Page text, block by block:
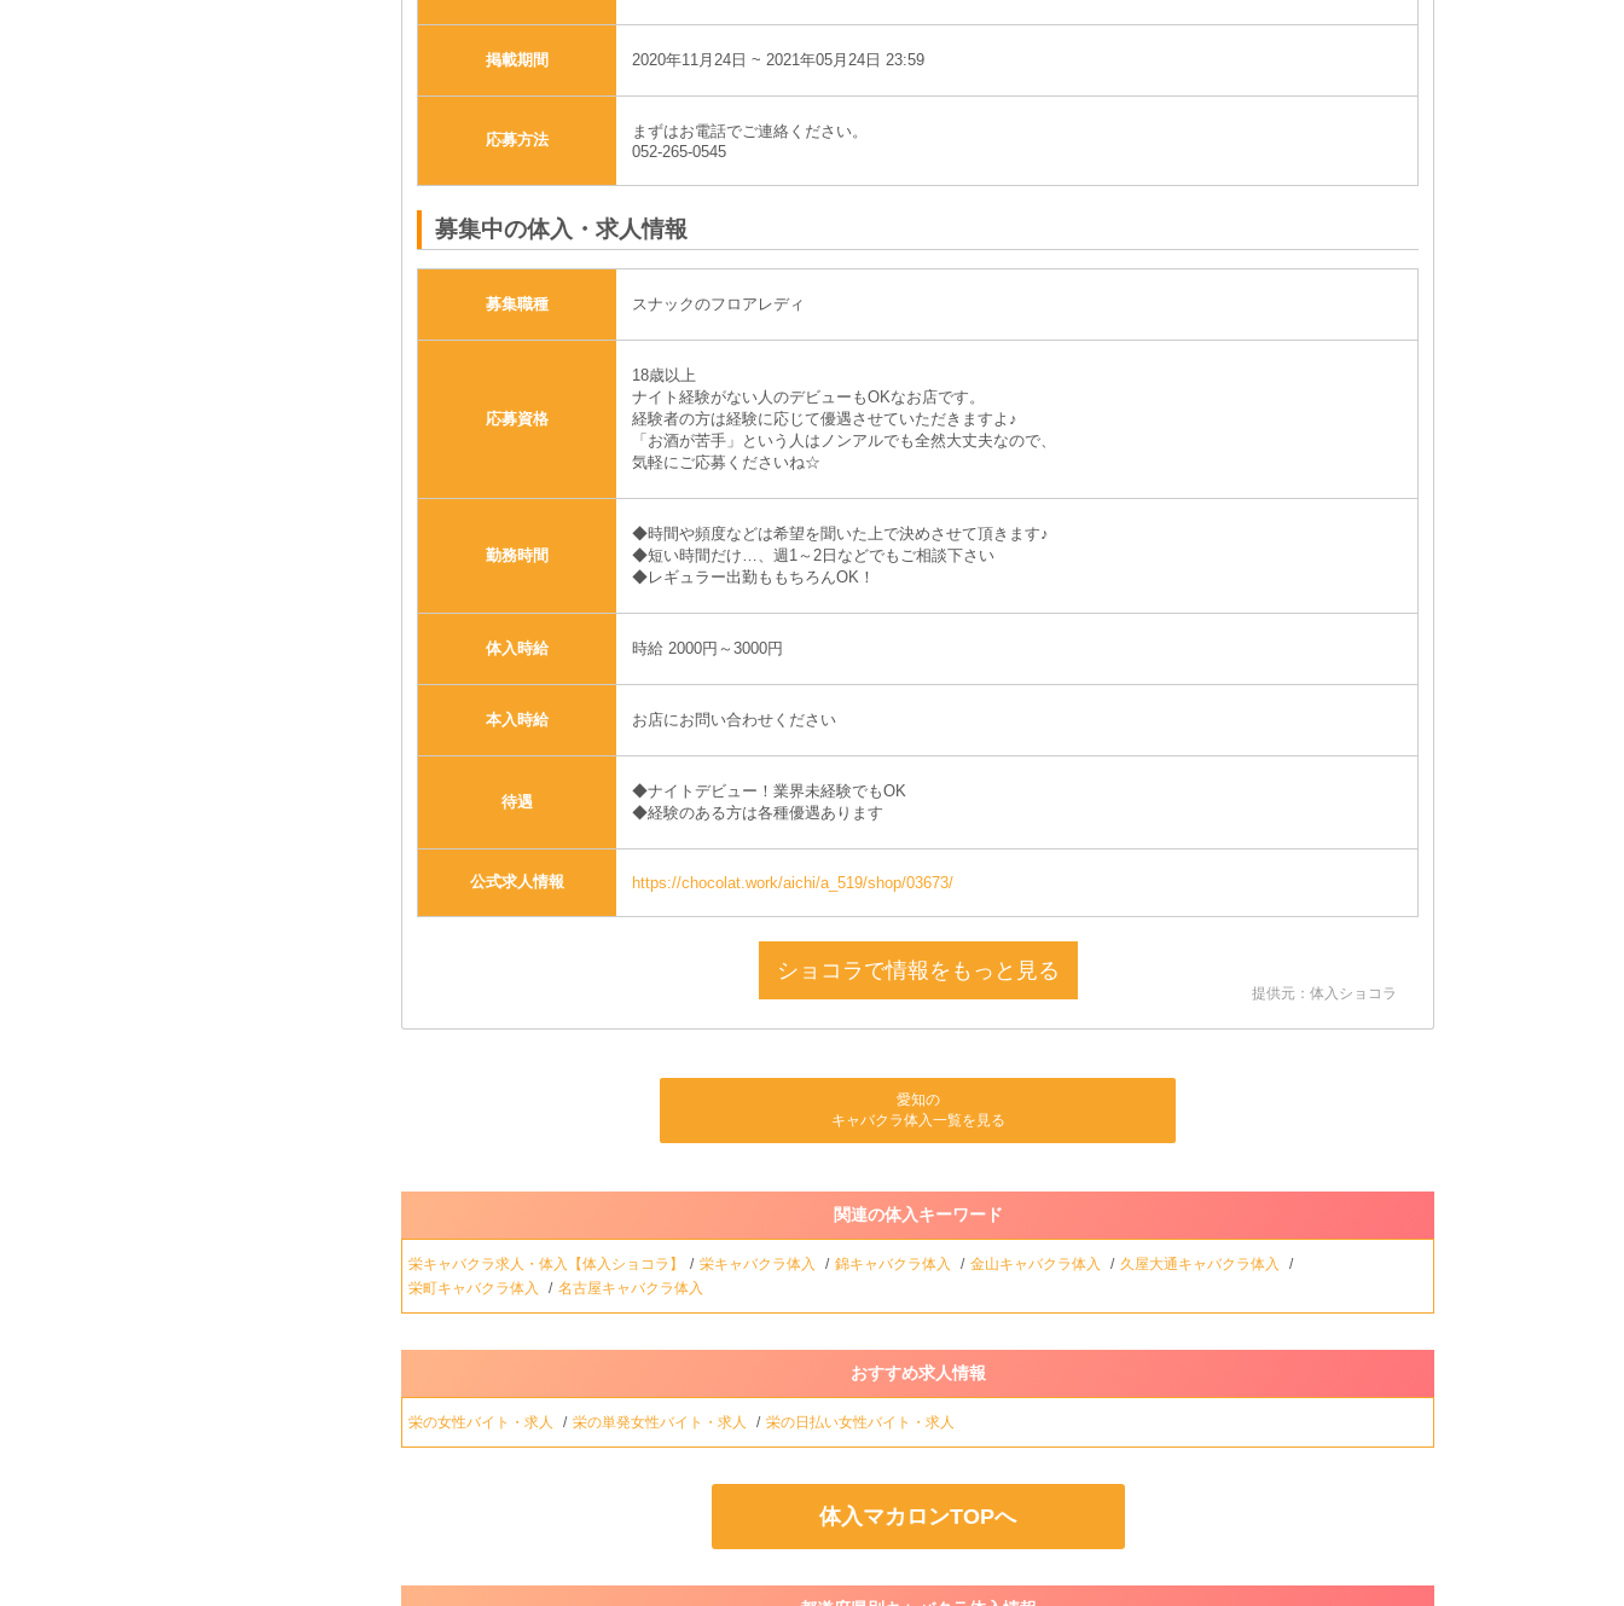
掲載期間 2020年11月24日 ~ 2021年05月24日 23:59
応募方法
まずはお電話でご連絡ください。
052-265-0545
募集中の体入・求人情報
募集職種 スナックのフロアレディ
応募資格
18歳以上
ナイト経験がない人のデビューもOKなお店です。
経験者の方は経験に応じて優遇させていただきますよ♪
「お酒が苦手」という人はノンアルでも全然大丈夫なので、
気軽にご応募くださいね☆
勤務時間
◆時間や頻度などは希望を聞いた上で決めさせて頂きます♪
◆短い時間だけ…、週1～2日などでもご相談下さい
◆レギュラー出勤ももちろんOK！
体入時給 時給 2000円～3000円
本入時給 お店にお問い合わせください
待遇
◆ナイトデビュー！業界未経験でもOK
◆経験のある方は各種優遇あります
公式求人情報 https://chocolat.work/aichi/a_519/shop/03673/
ショコラで情報をもっと見る
提供元：体入ショコラ
愛知の
キャバクラ体入一覧を見る
関連の体入キーワード
栄キャバクラ求人・体入【体入ショコラ】 栄キャバクラ体入 錦キャバクラ体入 金山キャバクラ体入
久屋大通キャバクラ体入
栄町キャバクラ体入
名古屋キャバクラ体入
おすすめ求人情報
栄の女性バイト・求人 栄の単発女性バイト・求人 栄の日払い女性バイト・求人
体入マカロンTOPへ